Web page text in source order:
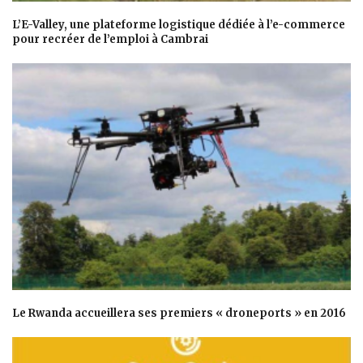
L’E-Valley, une plateforme logistique dédiée à l’e-commerce
pour recréer de l’emploi à Cambrai
Le Rwanda accueillera ses premiers « droneports » en 2016